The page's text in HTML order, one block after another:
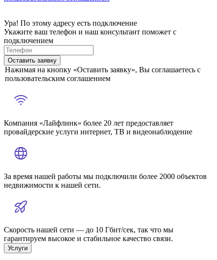
Ура! По этому адресу есть подключение
Укажите ваш телефон и наш консультант поможет с
подключением
Оставить заявку
Нажимая на кнопку «Оставить заявку», Вы соглашаетесь с
пользовательским соглашением
Компания «Лайфлинк» более 20 лет предоставляет
провайдерские услуги интернет, ТВ и видеонаблюдение
За время нашей работы мы подключили более 2000 объектов
недвижимости к нашей сети.
Скорость нашей сети — до 10 Гбит/сек, так что мы
гарантируем высокое и стабильное качество связи.
Услуги